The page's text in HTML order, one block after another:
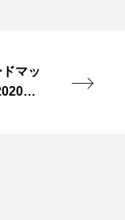
マッ
年A